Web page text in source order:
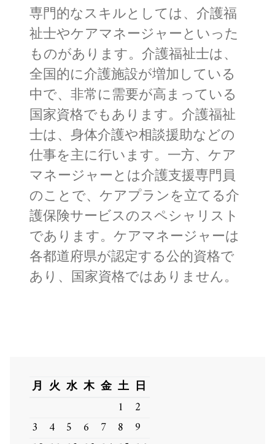
専門的なスキルとしては、介護福
祉士やケアマネージャーといった
ものがあります。介護福祉士は、
全国的に介護施設が増加している
中で、非常に需要が高まっている
国家資格でもあります。介護福祉
士は、身体介護や相談援助などの
仕事を主に行います。一方、ケア
マネージャーとは介護支援専門員
のことで、ケアプランを立てる介
護保険サービスのスペシャリスト
であります。ケアマネージャーは
各都道府県が認定する公的資格で
あり、国家資格ではありません。
月 火 水 木 金 土 日
1
2
3
4 5 6 7 8
9